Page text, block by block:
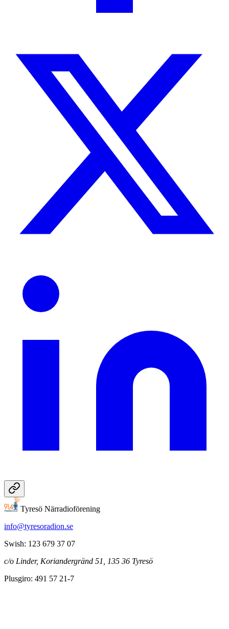
Tyresö Närradioförening
info@tyresoradion.se
Swish: 123 679 37 07
c/o Linder, Koriandergränd 51, 135 36 Tyresö
Plusgiro: 491 57 21-7